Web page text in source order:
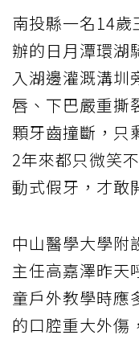
南投縣一名14
辦的日月潭環湖
入湖邊灌溉溝圳
唇、下巴嚴重撕
顆牙齒撞斷，只
2年來都只微笑
動式假牙，才敢
中山醫學大學附
主任高嘉澤昨天
童戶外教學時應
的口腔重大外傷